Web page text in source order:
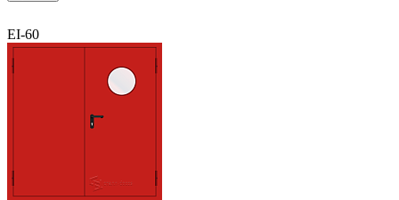
EI-60